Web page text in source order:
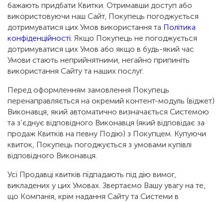
бажають придбати Квитки. Отримавши доступ або
використовуючи наш Сайт, Покупець погоджується
дотримуватися цих Умов використання та Політика
конфіденційності. Якщо Покупець не погоджується
дотримуватися цих Умов або якщо в будь-який час
Умови стають неприйнятними, негайно припиніть
використання Сайту та наших послуг.
Перед оформленням замовлення Покупець
перенаправляється на окремий контент-модуль (віджет)
Виконавця, який автоматично визначається Системою
та з’єднує відповідного Виконавця (який відповідає за
продаж Квитків на певну Подію) з Покупцем. Купуючи
квиток, Покупець погоджується з умовами купівлі
відповідного Виконавця.
Усі Продавці квитків підпадають під дію вимог,
викладених у цих Умовах. Звертаємо Вашу увагу на те,
що Компанія, крім надання Сайту та Системи в